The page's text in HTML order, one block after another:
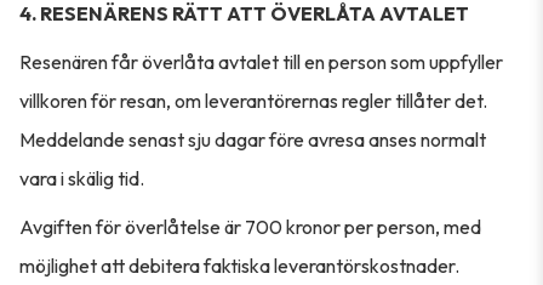
4. RESENÄRENS RÄTT ATT ÖVERLÅTA AVTALET
Resenären får överlåta avtalet till en person som uppfyller
villkoren för resan, om leverantörernas regler tillåter det.
Meddelande senast sju dagar före avresa anses normalt
vara i skälig tid.
Avgiften för överlåtelse är 700 kronor per person, med
möjlighet att debitera faktiska leverantörskostnader.